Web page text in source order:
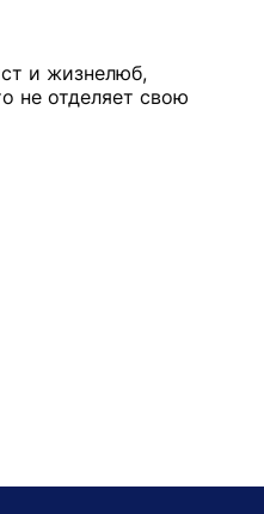
и жизнелюб,
не отделяет свою